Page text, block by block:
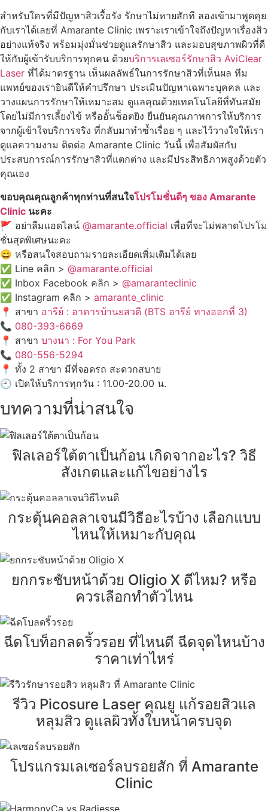
สำหรับใครที่มีปัญหาสิวเรื้อรัง รักษาไม่หายสักที ลองเข้ามาพูดคุย
กับเราได้เลยที่ Amarante Clinic เพราะเราเข้าใจถึงปัญหาเรื่องสิว
อย่างแท้จริง พร้อมมุ่งมั่นช่วยดูแลรักษาสิว และมอบสุขภาพผิวที่ดี
ให้กับผู้เข้ารับบริการทุกคน ด้วยบริการเลเซอร์รักษาสิว AviClear
Laser ที่ได้มาตรฐาน เห็นผลลัพธ์ในการรักษาสิวที่เห็นผล ทีม
แพทย์ของเรายินดีให้คำปรึกษา ประเมินปัญหาเฉพาะบุคคล และ
วางแผนการรักษาให้เหมาะสม ดูแลคุณด้วยเทคโนโลยีที่ทันสมัย
โดยไม่มีการเลี้ยงไข้ หรืออั้นช็อตยิง ยืนยันคุณภาพการให้บริการ
จากผู้เข้าใจบริการจริง ที่กลับมาทำซ้ำเรื่อย ๆ และไว้วางใจให้เรา
ดูแลความงาม ติดต่อ Amarante Clinic วันนี้ เพื่อสัมผัสกับ
ประสบการณ์การรักษาสิวที่แตกต่าง และมีประสิทธิภาพสูงด้วยตัว
คุณเอง
ขอบคุณคุณลูกค้าทุกท่านที่สนใจโปรโมชั่นดีๆ ของ Amarante
Clinic นะคะ
🚩 อย่าลืมแอดไลน์ @amarante.official เพื่อที่จะไม่พลาดโปรโม
ชั่นสุดพิเศษนะคะ
😄 หรือสนใจสอบถามรายละเอียดเพิ่มเติมได้เลย
✅ Line คลิก > @amarante.official
✅ Inbox Facebook คลิก > @amaranteclinic
✅ Instagram คลิก > amarante_clinic
📍 สาขา อารีย์ : อาคารบ้านยสวดี (BTS อารีย์ ทางออกที่ 3)
📞 080-393-6669
📍 สาขา บางนา : For You Park
📞 080-556-5294
📍 ทั้ง 2 สาขา มีที่จอดรถ สะดวกสบาย
🕘 เปิดให้บริการทุกวัน : 11.00-20.00 น.
บทความที่น่าสนใจ
ฟิลเลอร์ใต้ตาเป็นก้อน เกิดจากอะไร? วิธี
สังเกตและแก้ไขอย่างไร
กระตุ้นคอลลาเจนมีวิธีอะไรบ้าง เลือกแบบ
ไหนให้เหมาะกับคุณ
ยกกระชับหน้าด้วย Oligio X ดีไหม? หรือ
ควรเลือกทำตัวไหน
ฉีดโบท็อกลดริ้วรอย ที่ไหนดี ฉีดจุดไหนบ้าง
ราคาเท่าไหร่
รีวิว Picosure Laser คุณยู แก้รอยสิวแล
หลุมสิว ดูแลผิวทั้งใบหน้าครบจุด
โปรแกรมเลเซอร์ลบรอยสัก ที่ Amarante
Clinic